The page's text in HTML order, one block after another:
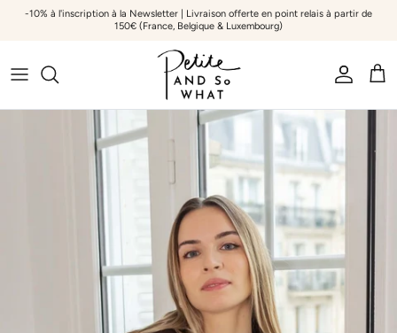
Aller au contenu
-10% à l'inscription à la Newsletter | Livraison offerte en point relais à partir de
150€ (France, Belgique & Luxembourg)
Compte
Passer aux informations produits